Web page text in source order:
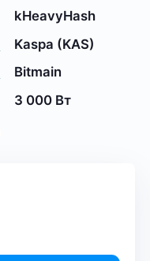
kHeavyHash
Kaspa (KAS)
Bitmain
3 000 Вт